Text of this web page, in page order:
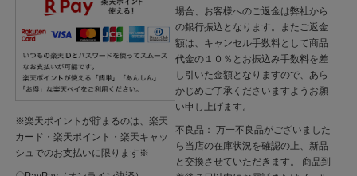
※楽天ポイントが貯まるのは、楽天
カード・楽天ポイント・楽天キャッ
シュでのお支払いに限ります※
場合、お客様へのご返金は弊社から
の銀行振込となります。またご返金
額は、キャンセル手数料として商品
代金の１０％とお振込み手数料を差
し引いた金額となりますので、あら
かじめご了承くださいますようお願
い申し上げます。
不良品： 万一不良品がございました
ら当店の在庫状況を確認の上、新品
と交換させていただきます。 商品到